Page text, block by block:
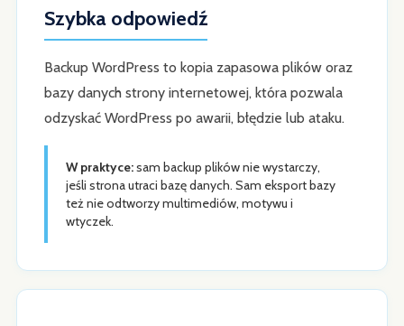
Szybka odpowiedź
Backup WordPress to kopia zapasowa plików oraz
bazy danych strony internetowej, która pozwala
odzyskać WordPress po awarii, błędzie lub ataku.
W praktyce:sam backup plików nie wystarczy,
jeśli strona utraci bazę danych. Sam eksport bazy
też nie odtworzy multimediów, motywu i
wtyczek.